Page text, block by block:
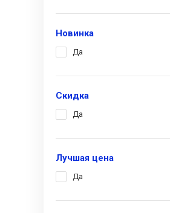
Новинка
Да
Скидка
Да
Лучшая цена
Да